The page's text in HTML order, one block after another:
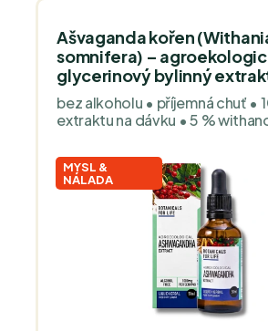
Ašvaganda kořen
somnifera) –
glycerinový bylinný
bez alkoholu • příjemná chuť •
extraktu na dávku • 5 %
MYSL &
NÁLADA